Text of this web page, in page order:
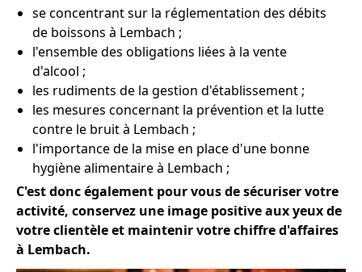
se concentrant sur la réglementation des débits
de boissons à Lembach ;
l'ensemble des obligations liées à la vente
d'alcool ;
les rudiments de la gestion d'établissement ;
les mesures concernant la prévention et la lutte
contre le bruit à Lembach ;
l'importance de la mise en place d'une bonne
hygiène alimentaire à Lembach ;
C'est donc également pour vous de sécuriser votre
activité, conservez une image positive aux yeux de
votre clientèle et maintenir votre chiffre d'affaires
à Lembach.